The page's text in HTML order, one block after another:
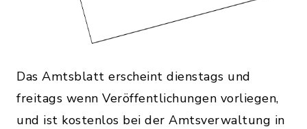
Das Amtsblatt erscheint dienstags und
freitags wenn Veröffentlichungen vorliegen,
und ist kostenlos bei der Amtsverwaltung in